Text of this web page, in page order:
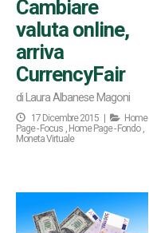
Cambiare
valuta online,
arriva
CurrencyFair
di Laura Albanese Magoni
17 Dicembre 2015 |
Home
Page - Focus , Home Page - Fondo ,
Moneta Virtuale